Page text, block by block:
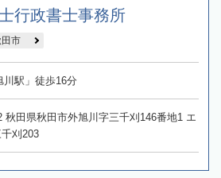
行政書士事務所
市
川駅」徒歩16分
秋田県秋田市外旭川字三千刈146番地1 エ
千刈203